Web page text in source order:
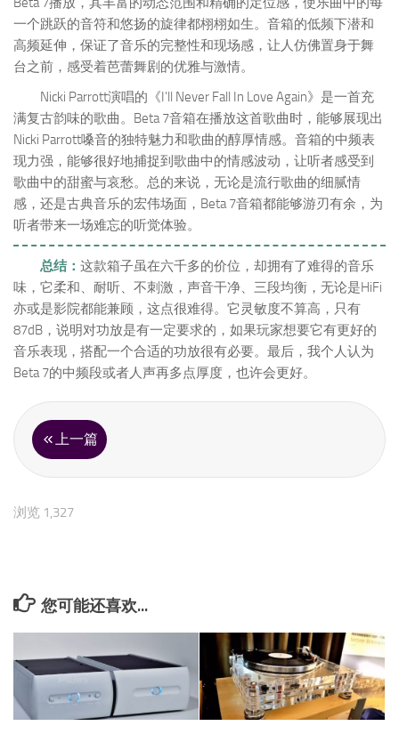
一个跳跃的音符和悠扬的旋律都栩栩如生。音箱的低频下潜和
高频延伸，保证了音乐的完整性和现场感，让人仿佛置身于舞
台之前，感受着芭蕾舞剧的优雅与激情。
Nicki Parrott演唱的《I’ll Never Fall In Love Again》是一首充
满复古韵味的歌曲。Beta 7音箱在播放这首歌曲时，能够展现出
Nicki Parrott嗓音的独特魅力和歌曲的醇厚情感。音箱的中频表
现力强，能够很好地捕捉到歌曲中的情感波动，让听者感受到
歌曲中的甜蜜与哀愁。总的来说，无论是流行歌曲的细腻情
感，还是古典音乐的宏伟场面，Beta 7音箱都能够游刃有余，为
听者带来一场难忘的听觉体验。
总结： 这款箱子虽在六千多的价位，却拥有了难得的音乐
味，它柔和、耐听、不刺激，声音干净、三段均衡，无论是HiFi
亦或是影院都能兼顾，这点很难得。它灵敏度不算高，只有
87dB，说明对功放是有一定要求的，如果玩家想要它有更好的
音乐表现，搭配一个合适的功放很有必要。最后，我个人认为
Beta 7的中频段或者人声再多点厚度，也许会更好。
上一篇
浏览 1,327
您可能还喜欢...